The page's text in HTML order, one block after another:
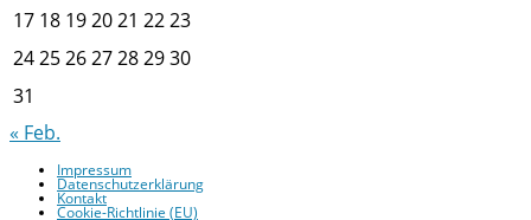
17 18 192021 2223
24252627282930
31
« Feb.
Impressum
Datenschutzerklärung
Kontakt
Cookie-Richtlinie (EU)